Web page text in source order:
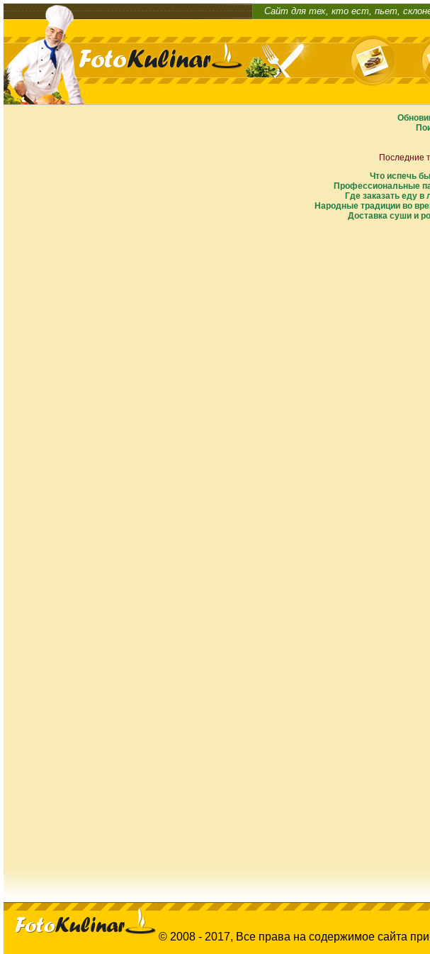
Сайт для тех, кто ест, пьет,
Последние
Что испечь
Профессиональные
Где заказать еду
Народные традиции во
Доставка суши и
© 2008 - 2017, Все права на содержимое сайта